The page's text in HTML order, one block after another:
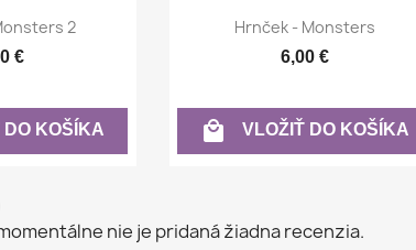
náhľad
2
€
DO KOŠÍKA
Rýchly náhľad
Hrnček - Monsters
6,00 €
 VLOŽIŤ DO KOŠÍKA
nie je pridaná žiadna recenzia.